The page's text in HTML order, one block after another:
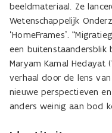
beeldmateriaal. Ze
Wetenschappelijk
‘HomeFrames’.
een buitenstaandersblik
Maryam Kamal Hedayat
verhaal door de lens
nieuwe perspectieven
anders weinig aan bod